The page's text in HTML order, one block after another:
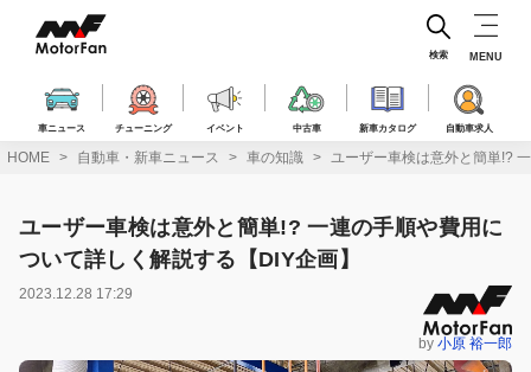
ス
車ニュース チューニング イベント 中古車 新車カタログ 自動車求人
検索 MENU
HOME 自動車・新車ニュース 車の知識 ユーザー車検は意外と簡単!?
ユーザー車検は意外と簡単!? 一連の手順や費用に
ついて詳しく解説する【DIY企画】
2023.12.28 17:29
by 小原 裕一郎